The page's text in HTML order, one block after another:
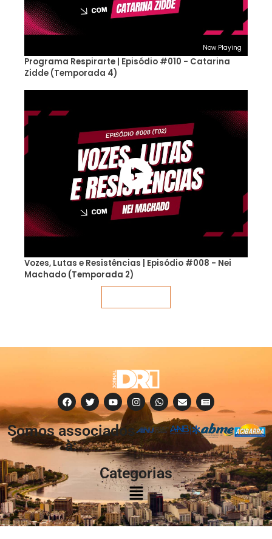
Now Playing
Programa Respirarte | Episódio #010 - Catarina
Zidde (Temporada 4)
Vozes, Lutas e Resistências | Episódio #008 - Nei
Machado (Temporada 2)
Somos associados
à:
Categorias